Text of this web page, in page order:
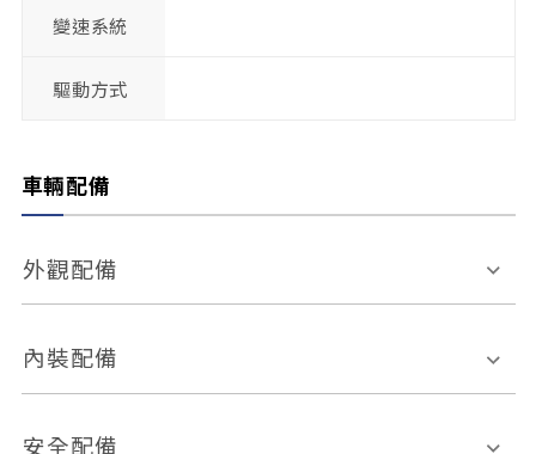
變速系統
驅動方式
車輛配備
外觀配備
電動天窗
內裝配備
多功能方向盤
安全配備